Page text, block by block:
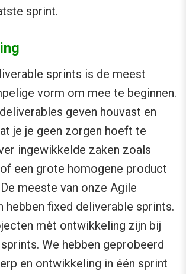
sprint.
sprints is de meest
vorm om mee te beginnen.
geven houvast en
je je geen zorgen hoeft te
ingewikkelde zaken zoals
een grote homogene product
meeste van onze Agile
hebben fixed deliverable sprints.
mèt ontwikkeling zijn bij
We hebben geprobeerd
en ontwikkeling in één sprint